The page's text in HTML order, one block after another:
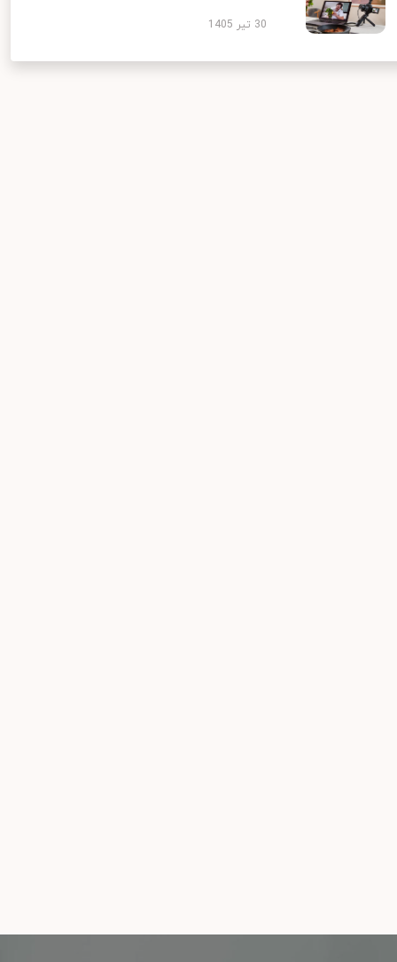
30 تیر 1405